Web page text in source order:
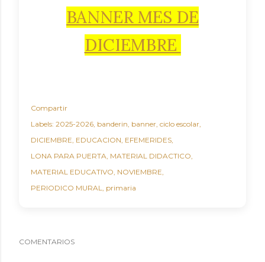
BANNER MES DE
DICIEMBRE
Compartir
Labels: 2025-2026 banderin banner ciclo escolar
DICIEMBRE EDUCACION EFEMERIDES
LONA PARA PUERTA MATERIAL DIDACTICO
MATERIAL EDUCATIVO NOVIEMBRE
PERIODICO MURAL
primaria
COMENTARIOS